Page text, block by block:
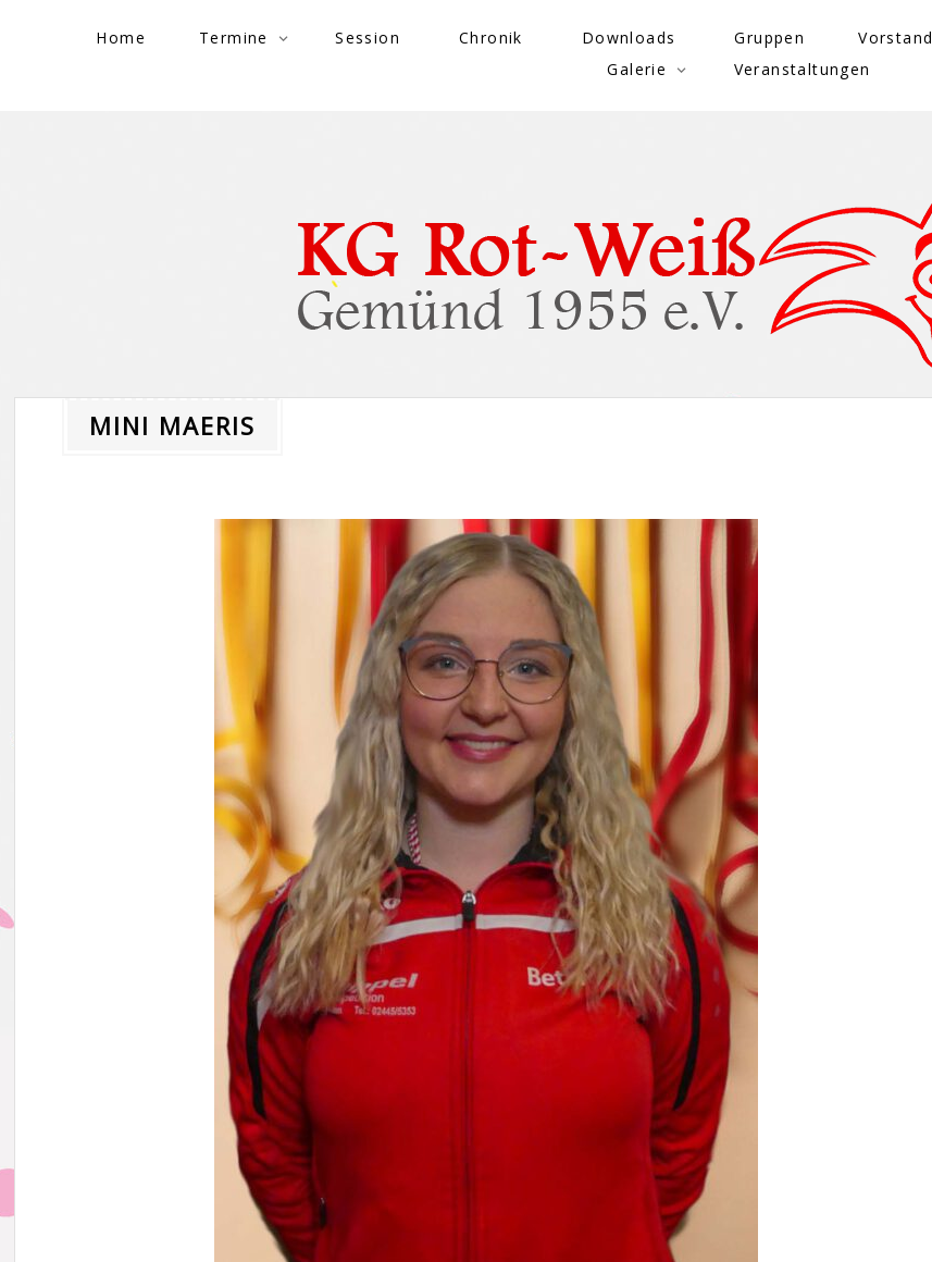
Skip to content
Home Termine Session Chronik Downloads Gruppen Vorstand
Galerie
Veranstaltungen
MINI MAERIS